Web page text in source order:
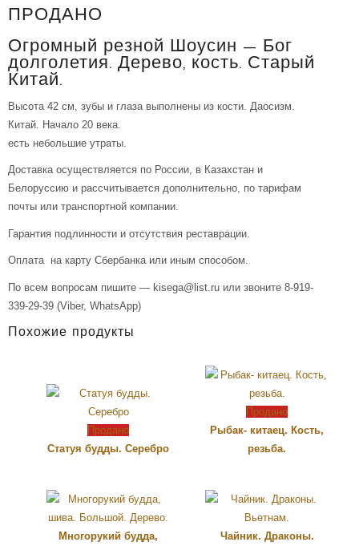
ПРОДАНО
Огромный резной Шоусин — Бог
долголетия. Дерево, кость. Старый
Китай.
Высота 42 см, зубы и глаза выполнены из кости. Даосизм.
Китай. Начало 20 века.
есть небольшие утраты.
Доставка осуществляется по России, в Казахстан и
Белоруссию и рассчитывается дополнительно, по тарифам
почты или транспортной компании.
Гарантия подлинности и отсутствия реставрации.
Оплата на карту Сбербанка или иным способом.
По всем вопросам пишите — kisega@list.ru или звоните 8-919-
339-29-39 (Viber, WhatsApp)
Похожие продукты
Продано
Статуя будды. Серебро
Продано
Рыбак- китаец. Кость,
резьба.
Многорукий будда,
Чайник. Драконы.